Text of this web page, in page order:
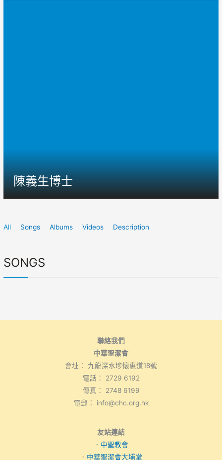
陳義生博士
All Songs Albums Videos Description
SONGS
聯絡我們
中華聖潔會
會址： 九龍深水埗懷惠道18號
電話： 2729 6192
傳真： 2748 6199
電郵： info@chc.org.hk
友站連結
． 中聖教會
． 中華聖潔會大埔堂